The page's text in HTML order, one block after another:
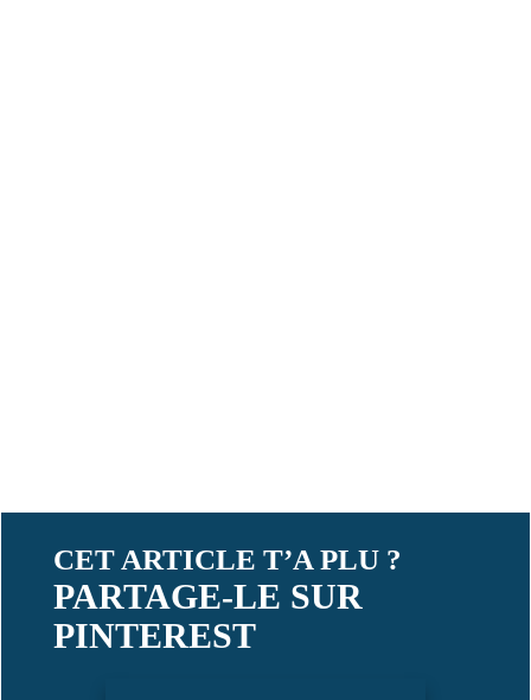
CET ARTICLE T’A PLU ?
PARTAGE-LE SUR
PINTEREST